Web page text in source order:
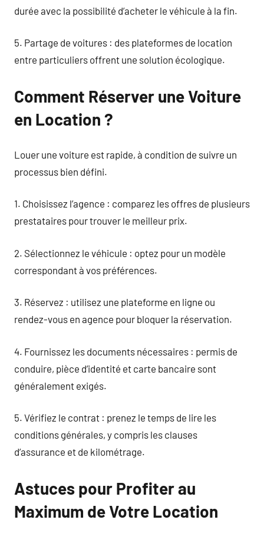
durée avec la possibilité d’acheter le véhicule à la fin.
5. Partage de voitures : des plateformes de location
entre particuliers offrent une solution écologique.
Comment Réserver une Voiture
en Location ?
Louer une voiture est rapide, à condition de suivre un
processus bien défini.
1. Choisissez l’agence : comparez les offres de plusieurs
prestataires pour trouver le meilleur prix.
2. Sélectionnez le véhicule : optez pour un modèle
correspondant à vos préférences.
3. Réservez : utilisez une plateforme en ligne ou
rendez-vous en agence pour bloquer la réservation.
4. Fournissez les documents nécessaires : permis de
conduire, pièce d’identité et carte bancaire sont
généralement exigés.
5. Vérifiez le contrat : prenez le temps de lire les
conditions générales, y compris les clauses
d’assurance et de kilométrage.
Astuces pour Profiter au
Maximum de Votre Location